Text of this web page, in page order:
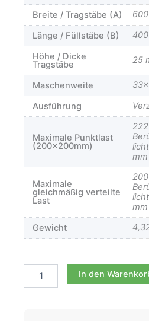
Breite / Tragstäbe (A)
Länge / Füllstäbe (B)
Höhe / Dicke
Tragstäbe 25
Maschenweite
Ausführung
Maximale Punktlast
(200x200mm)
mm
Maximale
gleichmäßig verteilte
Last
mm
Gewicht
In den